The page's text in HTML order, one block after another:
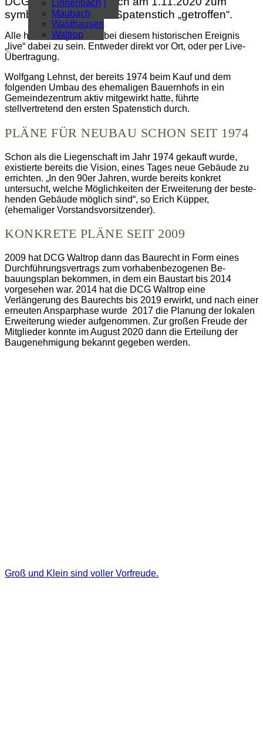
Überregional
Alle Artikel
Linnenbach
Maubach
Waldhausen
Waltrop
symbolischen, ersten Spatenstich „getroffen“.
Alle hatten Möglichkeit, bei diesem historischen Ereignis
„live“ dabei zu sein. Entweder direkt vor Ort, oder per Live-
Übertragung.
Wolfgang Lehnst, der bereits 1974 beim Kauf und dem
folgenden Umbau des ehemaligen Bauernhofs in ein
Gemeindezentrum aktiv mitgewirkt hatte, führte
stellvertretend den ersten Spatenstich durch.
PLÄNE FÜR NEUBAU SCHON SEIT 1974
Schon als die Liegenschaft im Jahr 1974 gekauft wurde,
existierte bereits die Vision, eines Tages neue Gebäude zu
errichten. „In den 90er Jahren, wurde bereits konkret
untersucht, wel­che Möglichkeiten der Erweiterung der beste­
henden Gebäude möglich sind“, so Erich Küp­per,
(ehemaliger Vorstandsvorsitzender).
KONKRETE PLÄNE SEIT 2009
2009 hat DCG Waltrop dann das Baurecht in Form eines
Durchfüh­rungsvertrags zum vorhabenbezogenen Be­
bauungsplan bekommen, in dem ein Baustart bis 2014
vorgesehen war. 2014 hat die DCG Waltrop eine
Verlängerung des Baurechts bis 2019 erwirkt, und nach einer
erneuten An­sparphase wurde 2017 die Planung der loka­len
Erweiterung wieder aufgenommen. Zur großen Freude der
Mitglieder konnte im August 2020 dann die Erteilung der
Baugenehmigung bekannt gegeben werden.
Groß und Klein sind voller Vorfreude.